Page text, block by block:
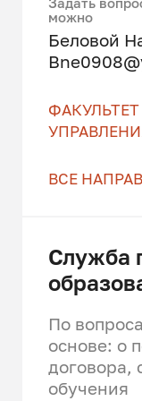
основы
условиях
теория
Задать
можно
Беловой
ВСЕ
Служба
По
основе: о
договора,
обучения